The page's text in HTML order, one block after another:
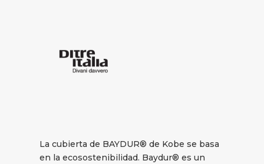
La cubierta de BAYDUR® de Kobe se basa
en la ecosostenibilidad. Baydur® es un